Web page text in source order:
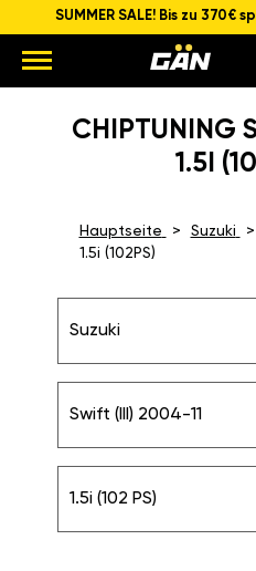
SUMMER SALE! Bis zu 370€
CHIPTUNING
1.5I
Hauptseite Suzuki
1.5i (102PS)
Suzuki
Swift (III) 2004-11
1.5i (102 PS)